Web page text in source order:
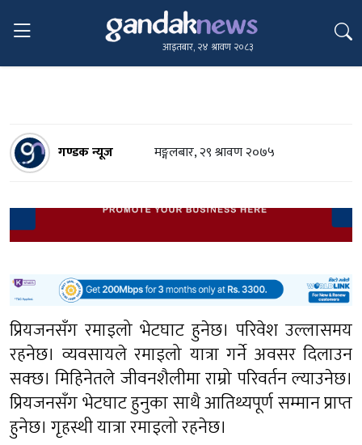
आइतबार, २४ श्रावण २०८३
गण्डक न्यूज मङ्गलबार, २९ श्रावण २०७५
प्रियजनसँग रमाइलो भेटघाट हुनेछ। परिवेश उल्लासमय
रहनेछ। व्यवसायले रमाइलो यात्रा गर्ने अवसर दिलाउन
सक्छ। मिहिनेतले जीवनशैलीमा राम्रो परिवर्तन ल्याउनेछ।
प्रियजनसँग भेटघाट हुनुका साथै आतिथ्यपूर्ण सम्मान प्राप्त
हुनेछ। गृहस्थी यात्रा रमाइलो रहनेछ।